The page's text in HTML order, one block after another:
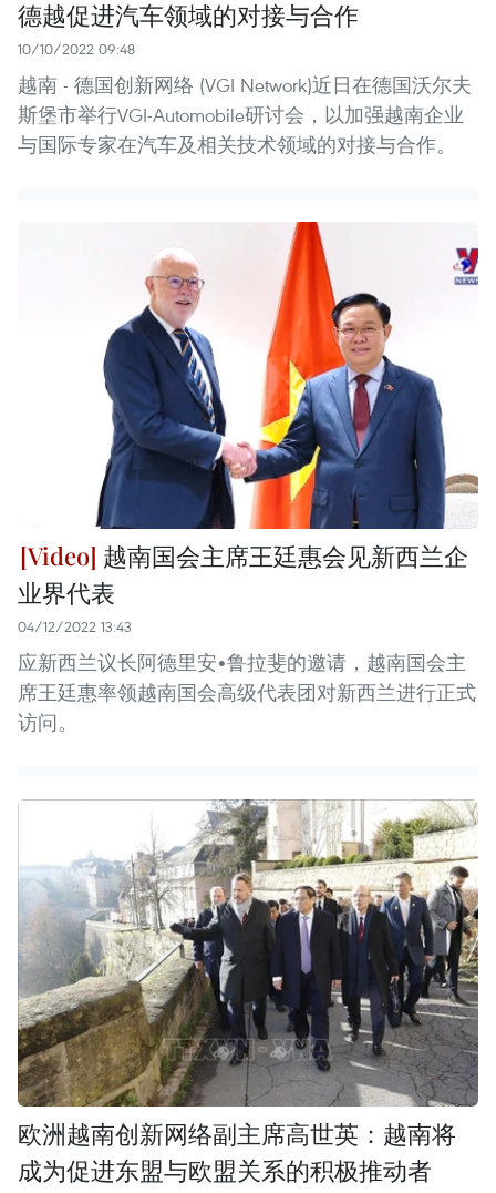
德越促进汽车领域的对接与合作
10/10/2022 09:48
越南 - 德国创新网络 (VGI Network)近日在德国沃尔夫
斯堡市举行VGI-Automobile研讨会，以加强越南企业
与国际专家在汽车及相关技术领域的对接与合作。
越南国会主席王廷惠会见新西兰企
业界代表
04/12/2022 13:43
应新西兰议长阿德里安•鲁拉斐的邀请，越南国会主
席王廷惠率领越南国会高级代表团对新西兰进行正式
访问。
欧洲越南创新网络副主席高世英：越南将
成为促进东盟与欧盟关系的积极推动者